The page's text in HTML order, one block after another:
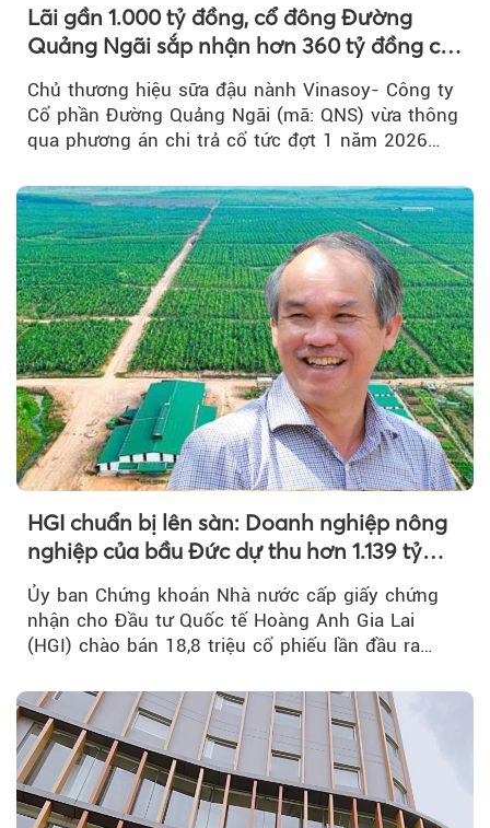
Lãi gần 1.000 tỷ đồng, cổ đông Đường
Quảng Ngãi sắp nhận hơn 360 tỷ đồng cổ
Chủ thương hiệu sữa đậu nành Vinasoy- Công ty
Cổ phần Đường Quảng Ngãi (mã: QNS) vừa thông
qua phương án chi trả cổ tức đợt 1 năm 2026
HGI chuẩn bị lên sàn: Doanh nghiệp nông
nghiệp của bầu Đức dự thu hơn 1.139 tỷ
đồng
Ủy ban Chứng khoán Nhà nước cấp giấy chứng
nhận cho Đầu tư Quốc tế Hoàng Anh Gia Lai
(HGI) chào bán 18,8 triệu cổ phiếu lần đầu ra